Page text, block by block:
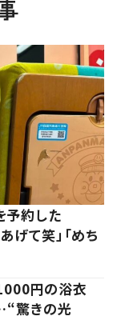
予約した
て笑」「めち
1000円の浴衣
驚きの光